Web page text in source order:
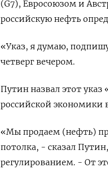
(G7), Евросоюзом и
российскую нефть
«Указ, я думаю,
четверг вечером.
Путин назвал этот
российской экономики
«Мы продаем (нефть)
потолка, - сказал
регулированием. - От